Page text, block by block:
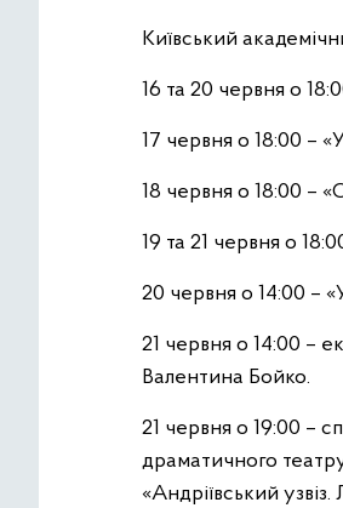
Київський
16 та 20 червня о
17 червня о 18:00 –
18 червня о 18:00 –
19 та 21 червня о
20 червня о 14:00 –
21 червня о 14:00 –
Валентина Бойко.
21 червня о 19:00 –
драматичного
«Андріївський узвіз.